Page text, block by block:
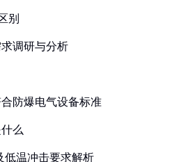
别
调研与分析
防爆电气设备标准
么
低温冲击要求解析